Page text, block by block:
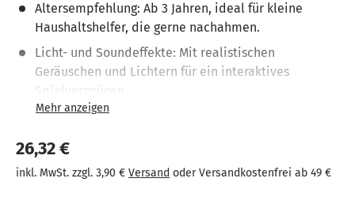
Altersempfehlung: Ab 3 Jahren, ideal für kleine
Haushaltshelfer, die gerne nachahmen.
Licht- und Soundeffekte: Mit realistischen
Geräuschen und Lichtern für ein interaktives
Spielvergnügen.
Inklusive Geschirr: Zwei Geschirrkörbe, drei Teller
und Gelb.
Tür zum Öffnen/Schließen: Ermöglicht echtes
26,32 €
inkl. MwSt. zzgl. 3,90 € Versand oder Versandkostenfrei ab 49 €